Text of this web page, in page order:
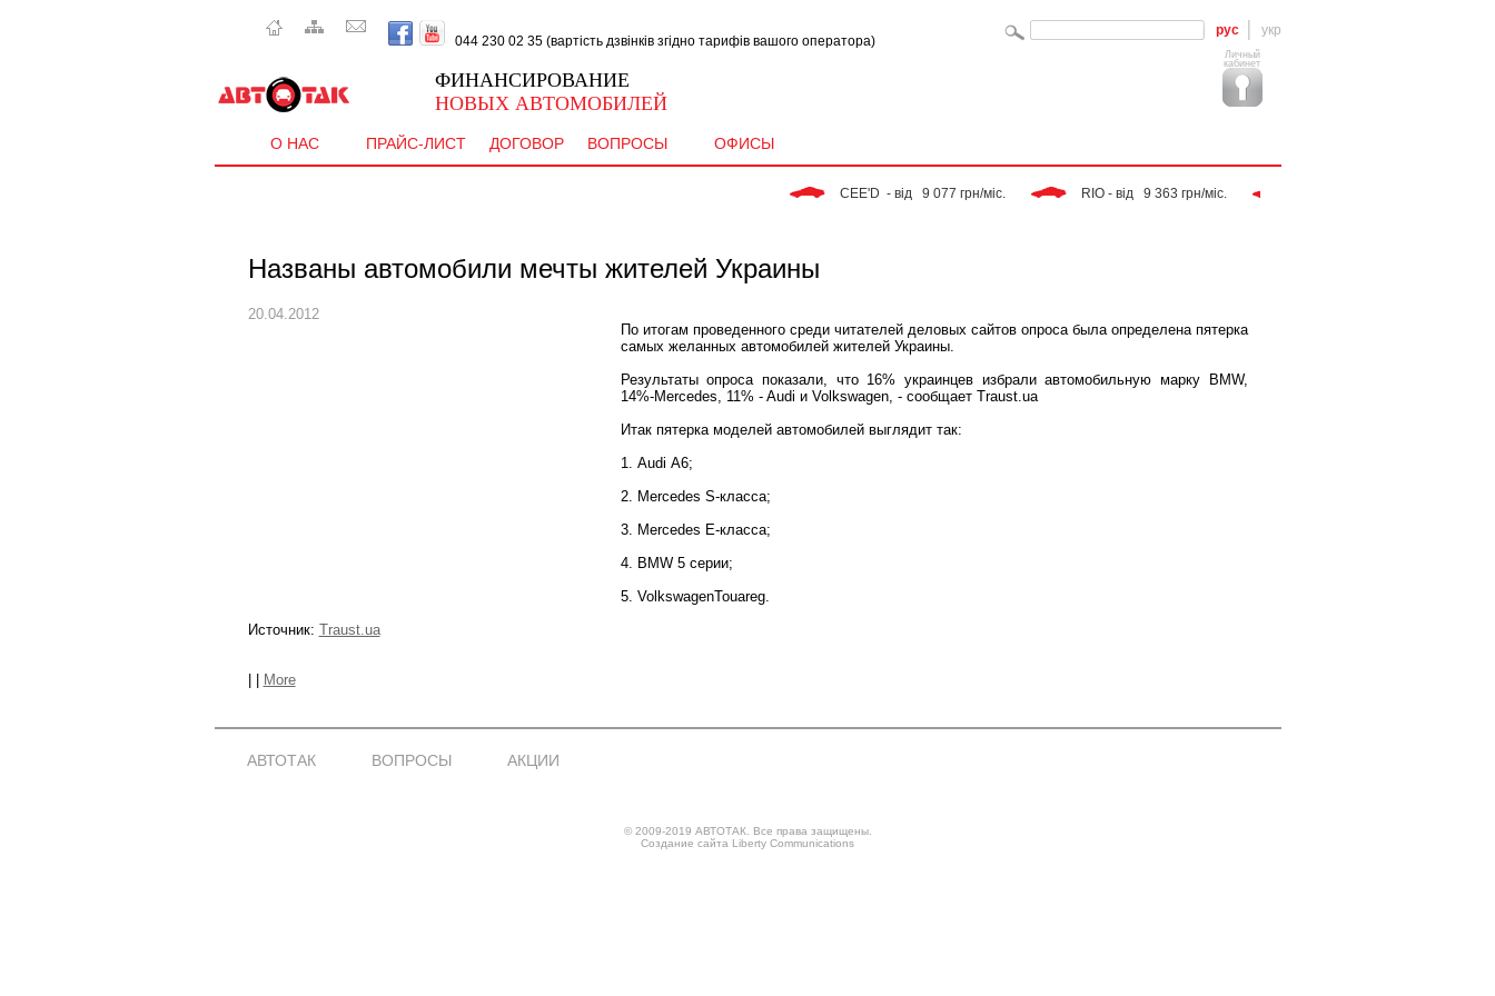
044 230 02 35 (вартість дзвінків згідно тарифів вашого оператора)
рус укр
ФИНАНСИРОВАНИЕ
НОВЫХ АВТОМОБИЛЕЙ
Личный
кабинет
О НАС ПРАЙС-ЛИСТ ДОГОВОР ВОПРОСЫ ОФИСЫ
CEE'D  - від   9 077 грн/міс. RIO - від   9 363 грн/міс.
Названы автомобили мечты жителей Украины
20.04.2012
По итогам проведенного среди читателей деловых сайтов опроса была определена пятерка
самых желанных автомобилей жителей Украины.
Результаты опроса показали, что 16% украинцев избрали автомобильную марку BMW,
14%-Mercedes, 11% - Audi и Volkswagen, - сообщает Traust.ua
Итак пятерка моделей автомобилей выглядит так:
1. Audi А6;
2. Mercedes S-класса;
3. Mercedes Е-класса;
4. BMW 5 серии;
5. VolkswagenTouareg.
Источник: Traust.ua
More
АВТОТАК ВОПРОСЫ АКЦИИ
© 2009-2019 АВТОТАК. Все права защищены.
Создание сайта Liberty Communications